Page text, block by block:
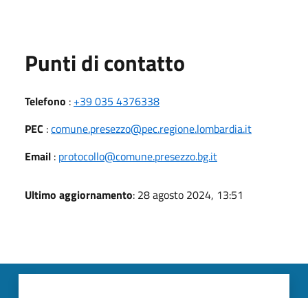
Punti di contatto
Telefono : +39 035 4376338
PEC :comune.presezzo@pec.regione.lombardia.it
Email : protocollo@comune.presezzo.bg.it
Ultimo aggiornamento: 28 agosto 2024, 13:51